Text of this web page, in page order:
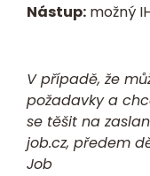
Nástup: možný
V případě, že
požadavky a
se těšit na
job.cz, předem
Job